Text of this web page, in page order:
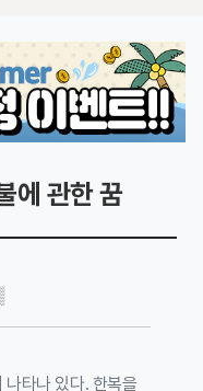
에 관한 꿈
나타나 있다. 한복을